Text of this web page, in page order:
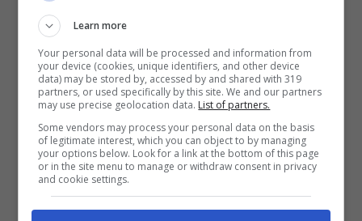
doppia (prezzo complessivo)
Primo weekend di ottobre, dal 2 al 4, due
notti
Pernottamento e prima colazione
Offerta da Expedia:link
Lido di Giannella(3 stelle)
Orbetello
Learn more
Your personal data will be processed and information from
your device (cookies, unique identifiers, and other device
data) may be stored by, accessed by and shared with 319
partners, or used specifically by this site. We and our partners
may use precise geolocation data. List of partners.
Some vendors may process your personal data on the basis
of legitimate interest, which you can object to by managing
your options below. Look for a link at the bottom of this page
or in the site menu to manage or withdraw consent in privacy
and cookie settings.